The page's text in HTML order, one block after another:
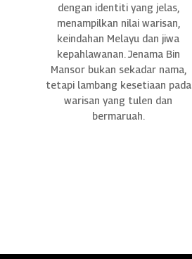
dengan identiti yang jelas,
menampilkan nilai warisan,
keindahan Melayu dan jiwa
kepahlawanan. Jenama Bin
Mansor bukan sekadar nama,
tetapi lambang kesetiaan pada
warisan yang tulen dan
bermaruah.